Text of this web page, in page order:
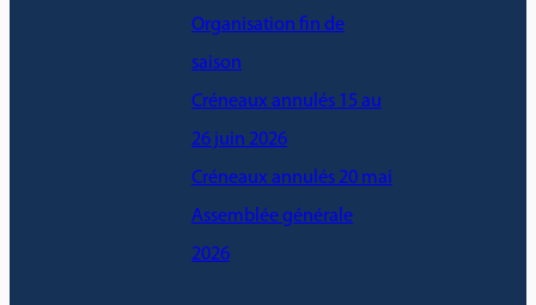
Organisation fin de
saison
Créneaux annulés 15 au
26 juin 2026
Créneaux annulés 20 mai
Assemblée générale
2026